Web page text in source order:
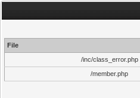
File
/inc/class_error.php
/member.php